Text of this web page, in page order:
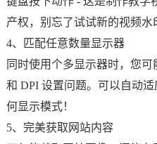
产权，别忘了试试新的视频水
4、匹配任意数量显示器
同时使用个多显示器时，您
和 DPI 设置问题。可以自动
何显示模式！
5、完美获取网站内容